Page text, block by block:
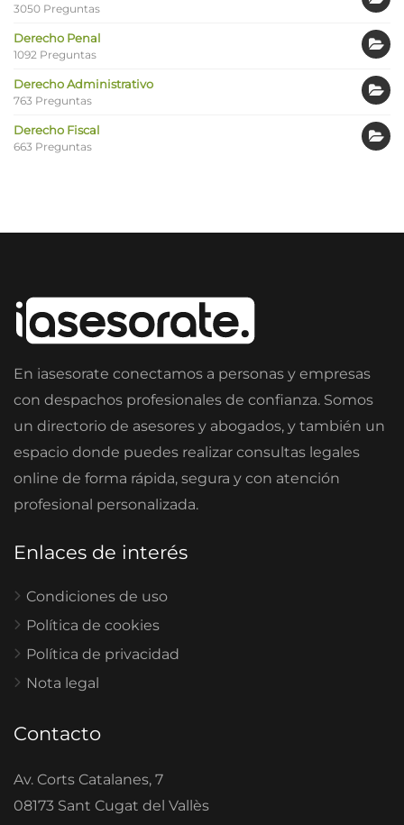
3050 Preguntas
Derecho Penal
1092 Preguntas
Derecho Administrativo
763 Preguntas
Derecho Fiscal
663 Preguntas
En iasesorate conectamos a personas y empresas
con despachos profesionales de confianza. Somos
un directorio de asesores y abogados, y también un
espacio donde puedes realizar consultas legales
online de forma rápida, segura y con atención
profesional personalizada.
Enlaces de interés
Condiciones de uso
Política de cookies
Política de privacidad
Nota legal
Contacto
Av. Corts Catalanes, 7
08173 Sant Cugat del Vallès